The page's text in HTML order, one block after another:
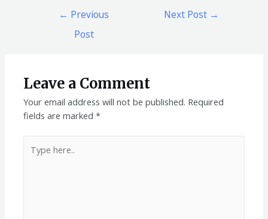
← Previous
Post
Next Post →
Leave a Comment
Your email address will not be published. Required
fields are marked*
here..